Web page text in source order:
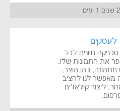
לעסקים
חיונית לכל
את התמונות שלו.
מתמונה, כמו מוצר,
מאפשר לנו להציב
ליצור קולאז'ים